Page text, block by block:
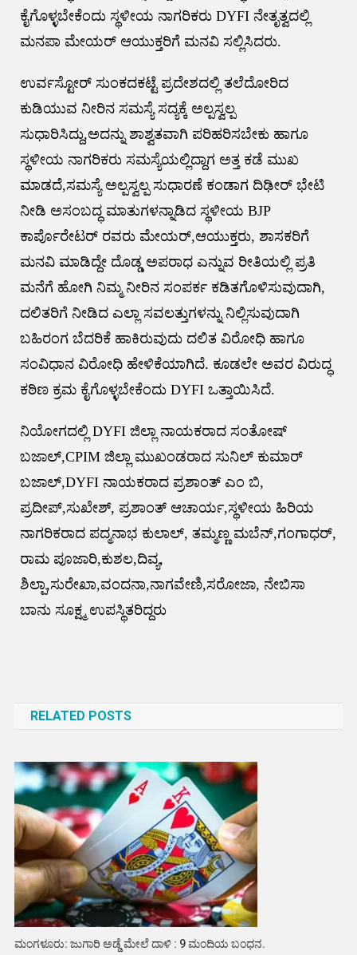
ಕೈಗೊಳ್ಳಬೇಕೆಂದು ಸ್ಥಳೀಯ ನಾಗರಿಕರು DYFI ನೇತೃತ್ವದಲ್ಲಿ
ಮನಪಾ ಮೇಯರ್ ಆಯುಕ್ತರಿಗೆ ಮನವಿ ಸಲ್ಲಿಸಿದರು.
ಉರ್ವಸ್ಟೋರ್ ಸುಂಕದಕಟ್ಟೆ ಪ್ರದೇಶದಲ್ಲಿ ತಲೆದೋರಿದ
ಕುಡಿಯುವ ನೀರಿನ ಸಮಸ್ಯೆ ಸದ್ಯಕ್ಕೆ ಅಲ್ಪಸ್ವಲ್ಪ
ಸುಧಾರಿಸಿದ್ದು,ಅದನ್ನು ಶಾಶ್ವತವಾಗಿ ಪರಿಹರಿಸಬೇಕು ಹಾಗೂ
ಸ್ಥಳೀಯ ನಾಗರಿಕರು ಸಮಸ್ಯೆಯಲ್ಲಿದ್ದಾಗ ಅತ್ತ ಕಡೆ ಮುಖ
ಮಾಡದೆ,ಸಮಸ್ಯೆ ಅಲ್ಪಸ್ವಲ್ಪ ಸುಧಾರಣೆ ಕಂಡಾಗ ದಿಢೀರ್ ಭೇಟಿ
ನೀಡಿ ಅಸಂಬದ್ಧ ಮಾತುಗಳನ್ನಾಡಿದ ಸ್ಥಳೀಯ BJP
ಕಾರ್ಪೊರೇಟರ್ ರವರು ಮೇಯರ್,ಆಯುಕ್ತರು, ಶಾಸಕರಿಗೆ
ಮನವಿ ಮಾಡಿದ್ದೇ ದೊಡ್ಡ ಅಪರಾಧ ಎನ್ನುವ ರೀತಿಯಲ್ಲಿ ಪ್ರತಿ
ಮನೆಗೆ ಹೋಗಿ ನಿಮ್ಮ ನೀರಿನ ಸಂಪರ್ಕ ಕಡಿತಗೊಳಿಸುವುದಾಗಿ,
ದಲಿತರಿಗೆ ನೀಡಿದ ಎಲ್ಲಾ ಸವಲತ್ತುಗಳನ್ನು ನಿಲ್ಲಿಸುವುದಾಗಿ
ಬಹಿರಂಗ ಬೆದರಿಕೆ ಹಾಕಿರುವುದು ದಲಿತ ವಿರೋಧಿ ಹಾಗೂ
ಸಂವಿಧಾನ ವಿರೋಧಿ ಹೇಳಿಕೆಯಾಗಿದೆ. ಕೂಡಲೇ ಅವರ ವಿರುದ್ಧ
ಕಠಿಣ ಕ್ರಮ ಕೈಗೊಳ್ಳಬೇಕೆಂದು DYFI ಒತ್ತಾಯಿಸಿದೆ.
ನಿಯೋಗದಲ್ಲಿ DYFI ಜಿಲ್ಲಾ ನಾಯಕರಾದ ಸಂತೋಷ್
ಬಜಾಲ್,CPIM ಜಿಲ್ಲಾ ಮುಖಂಡರಾದ ಸುನಿಲ್ ಕುಮಾರ್
ಬಜಾಲ್,DYFI ನಾಯಕರಾದ ಪ್ರಶಾಂತ್ ಎಂ ಬಿ,
ಪ್ರದೀಪ್,ಸುಖೇಶ್, ಪ್ರಶಾಂತ್ ಆಚಾರ್ಯ,ಸ್ಥಳೀಯ ಹಿರಿಯ
ನಾಗರಿಕರಾದ ಪದ್ಮನಾಭ ಕುಲಾಲ್, ತಮ್ಮಣ್ಣ ಮಬೆನ್,ಗಂಗಾಧರ್,
ರಾಮ ಪೂಜಾರಿ,ಕುಶಲ,ದಿವ್ಯ,
ಶಿಲ್ಪಾ,ಸುರೇಖಾ,ವಂದನಾ,ನಾಗವೇಣಿ,ಸರೋಜಾ, ನೇಬಿಸಾ
ಬಾನು ಸೂಕ್ಷ್ಮ ಉಪಸ್ಥಿತರಿದ್ದರು
RELATED POSTS
ಮಂಗಳೂರು: ಜುಗಾರಿ ಅಡ್ಡೆ ಮೇಲೆ ದಾಳಿ : 9 ಮಂದಿಯ ಬಂಧನ.